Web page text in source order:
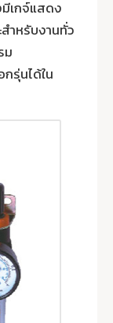
เกจ์แสดง
ำหรับงานทั่ว
ม
กรุ่นได้ใน